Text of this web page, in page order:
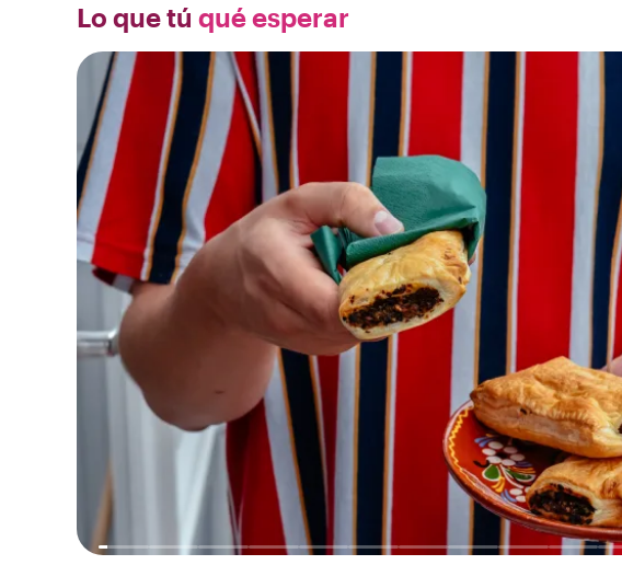
Lo que tú qué esperar